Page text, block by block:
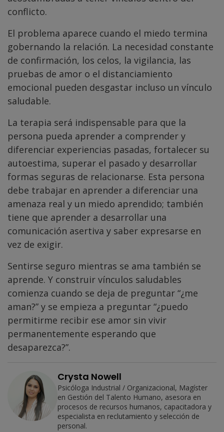
conflicto.
El problema aparece cuando el miedo termina
gobernando la relación. La necesidad constante
de confirmación, los celos, la vigilancia, las
pruebas de amor o el distanciamiento
emocional pueden desgastar incluso un vínculo
saludable.
La terapia será indispensable para que la
persona pueda aprender a comprender y
diferenciar experiencias pasadas, fortalecer su
autoestima, superar el pasado y desarrollar
formas seguras de relacionarse. Esta persona
debe trabajar en aprender a diferenciar una
amenaza real y un miedo aprendido; también
tiene que aprender a desarrollar una
comunicación asertiva y saber expresarse en
vez de exigir.
Sentirse seguro mientras se ama también se
aprende. Y construir vínculos saludables
comienza cuando se deja de preguntar “¿me
aman?” y se empieza a preguntar “¿puedo
permitirme recibir ese amor sin vivir
permanentemente esperando que
desaparezca?”.
Crysta Nowell
Psicóloga Industrial / Organizacional, Magíster
en Gestión del Talento Humano, asesora en
procesos de recursos humanos, capacitadora y
especialista en reclutamiento y selección de
personal.